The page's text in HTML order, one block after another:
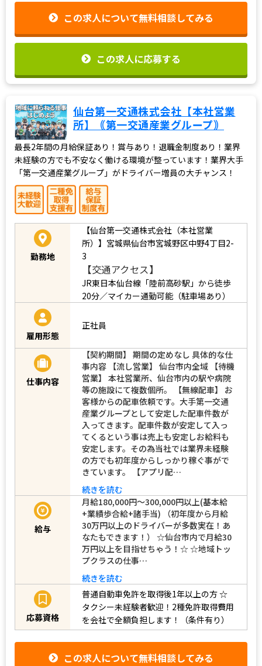
この求人について無料相談してみる
この求人に応募する
仙台第一交通株式会社【本社営業
所】｟第一交通産業グループ｠
最長2年間の月給保証あり！賞与あり！退職金制度あり！業界
未経験の方でも不安なく働ける環境が整っています！業界大手
「第一交通産業グループ」がドライバー増員の大チャンス！
勤務地
【仙台第一交通株式会社（本社営業
所）】宮城県仙台市宮城野区中野4丁目2-
3
【交通アクセス】
JR東日本仙台線「陸前高砂駅」から徒歩
20分／マイカー通勤可能（駐車場あり）
雇用形態
正社員
仕事内容
【契約期間】 期間の定めなし 具体的な仕
事内容 【流し営業】 仙台市内全域 【待機
営業】 本社営業所、仙台市内の駅や病院
等の施設にて複数個所。 【無線配車】 お
客様からの配車依頼です。大手第一交通
産業グループとして安定した配車件数が
入ってきます。配車件数が安定して入っ
てくるという事は売上も安定しお給料も
安定します。その為当社では業界未経験
の方でも初年度からしっかり稼ぐ事がで
きています。 【アプリ配…
続きを読む
給与
月給180,000円～300,000円以上(基本給
+業績歩合給+諸手当) （初年度から月給
30万円以上のドライバーが多数実在！あ
なたもできます！） ☆仙台市内で月給30
万円以上を目指せちゃう！☆ ☆地域トッ
プクラスの仕事…
続きを読む
応募資格
普通自動車免許を取得後1年以上の方☆
タクシー未経験者歓迎！2種免許取得費用
を会社で全額負担します！（条件有り）
この求人について無料相談してみる